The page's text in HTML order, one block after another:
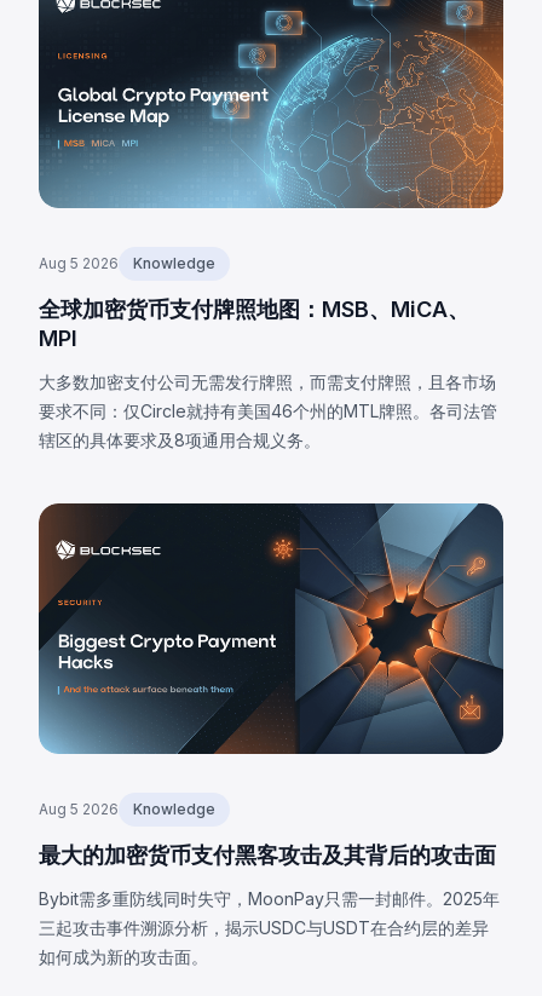
Aug 5 2026 Knowledge
全球加密货币支付牌照地图：MSB、MiCA、
MPI
大多数加密支付公司无需发行牌照，而需支付牌照，且各市场
要求不同：仅Circle就持有美国46个州的MTL牌照。各司法管
辖区的具体要求及8项通用合规义务。
Aug 5 2026 Knowledge
最大的加密货币支付黑客攻击及其背后的攻击面
Bybit需多重防线同时失守，MoonPay只需一封邮件。2025年
三起攻击事件溯源分析，揭示USDC与USDT在合约层的差异
如何成为新的攻击面。